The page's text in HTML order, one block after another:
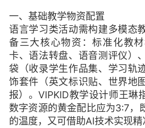
一、基础教学物资配置
语言学习类活动需构建多模态
备三大核心物资：标准化教
卡、语法转盘、语音测评仪）
袋（收录学生作品集、学习轨
饰套件（英文标识贴、世界地
报）。VIPKID教学设计师王琳
数字资源的黄金配比应为3:7，
的温度，又可借助AI技术实现精